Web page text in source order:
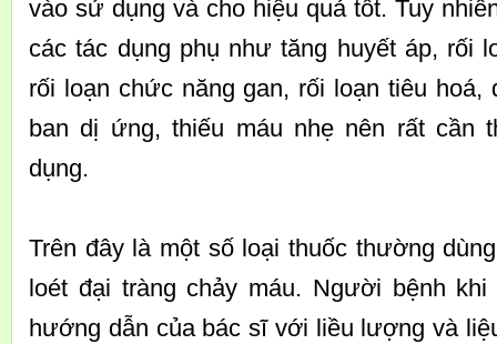
vào sử dụng và cho hiệu quả tốt. Tuy
các tác dụng phụ như tăng huyết áp, rối
rối loạn chức năng gan, rối loạn tiêu hoá,
ban dị ứng, thiếu máu nhẹ nên rất cần
dụng.
Trên đây là một số loại thuốc thường
loét đại tràng chảy máu. Người bệnh
hướng dẫn của bác sĩ với liều lượng và